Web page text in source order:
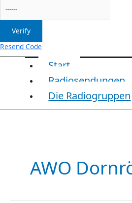
Verify
Resend Code
Start
Radiosendungen
Die Radiogruppen
AWO